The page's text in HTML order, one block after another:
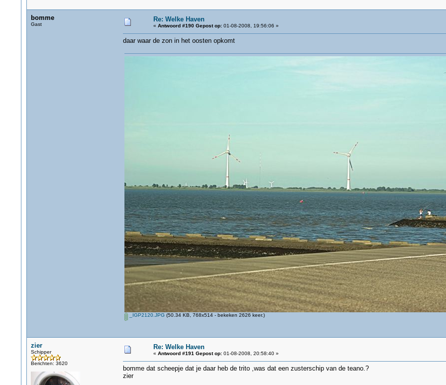
bomme
Gast
Re: Welke Haven
« Antwoord #190 Gepost op:01-08-2008, 19:56:06 »
daar waar de zon in het oosten opkomt
_IGP2120.JPG (50.34 KB, 768x514 - bekeken 2626 keer.)
zier
Schipper
Berichten: 3620
Re: Welke Haven
« Antwoord #191 Gepost op:01-08-2008, 20:58:40 »
bomme dat scheepje dat je daar heb de trito ,was dat een zusterschip van de teano.?
zier